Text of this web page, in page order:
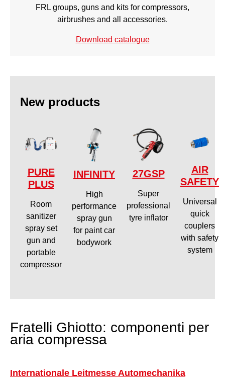
FRL groups, guns and kits for compressors,
airbrushes and all accessories.
Download catalogue
New products
PURE
PLUS
Room
sanitizer
spray set
gun and
portable
compressor
INFINITY
High
performance
spray gun
for paint car
bodywork
27GSP
Super
professional
tyre inflator
AIR
SAFETY
Universal
quick
couplers
with safety
system
Fratelli Ghiotto: componenti per
aria compressa
Internationale Leitmesse Automechanika